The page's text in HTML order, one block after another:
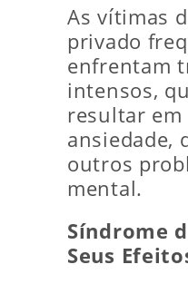
As vítimas
privado
enfrentam
intensos,
resultar
ansiedade,
outros
mental.
Síndrome
Seus